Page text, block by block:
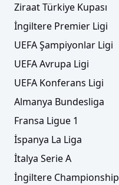
Ziraat Türkiye Kupası
İngiltere Premier Ligi
UEFA Şampiyonlar Ligi
UEFA Avrupa Ligi
UEFA Konferans Ligi
Almanya Bundesliga
Fransa Ligue 1
İspanya La Liga
İtalya Serie A
İngiltere Championship